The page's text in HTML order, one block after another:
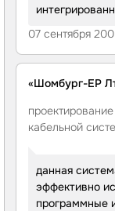
с
и согласован
07 сентября
«Шомбург-ЕР
кабельной
данная
эффективно
программные